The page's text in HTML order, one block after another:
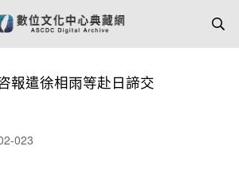
報遣徐相雨等赴日諦交
023